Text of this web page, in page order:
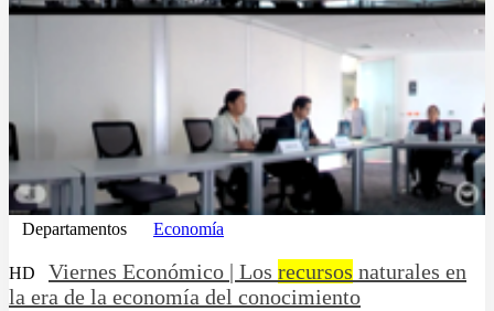
Departamentos Economía
HD Viernes Económico | Los recursos naturales en
la era de la economía del conocimiento